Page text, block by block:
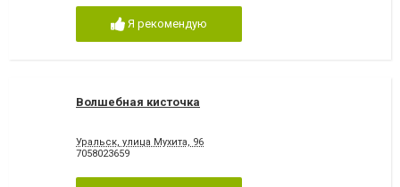
Я рекомендую
Волшебная кисточка
Уральск, улица Мухита, 96
7058023659